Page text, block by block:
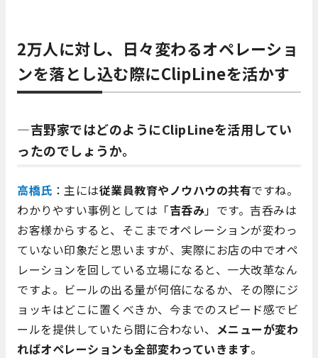
2万人に対し、日々変わるオペレーショ
ンを落とし込む際にClipLineを活かす
―吉野家ではどのようにClipLineを活用してい
ったのでしょうか。
高橋氏 ：主には従業員教育やノウハウの共有ですね。
わかりやすい事例としては「吉呑み」です。吉呑みは
お客様からすると、そこまでオペレーションが変わっ
ていない印象だと思いますが、実際にお店の中でオペ
レーションを回している立場になると、一大改革なん
ですよ。ビールの出る量が何倍になるか、その際にジ
ョッキはどこに置くべきか、今までのスピード感でビ
ールを提供していたら間に合わない、 メニューが変わ
ればオペレーションも全部変わっていきます。